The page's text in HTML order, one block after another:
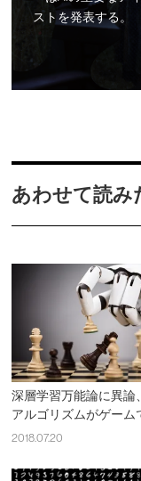
ストを発表する。
あわせて読み
深層学習万能論に異論
アルゴリズムがゲーム
2018.07.20